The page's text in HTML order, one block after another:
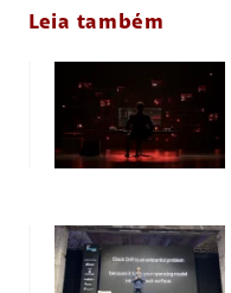
Leia também